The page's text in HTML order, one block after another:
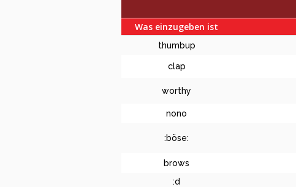
Was einzugeben ist
thumbup
clap
worthy
nono
:böse:
brows
:d